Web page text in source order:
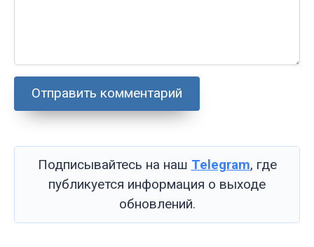
Подписывайтесь на наш Telegram, где
публикуется информация о выходе
обновлений.